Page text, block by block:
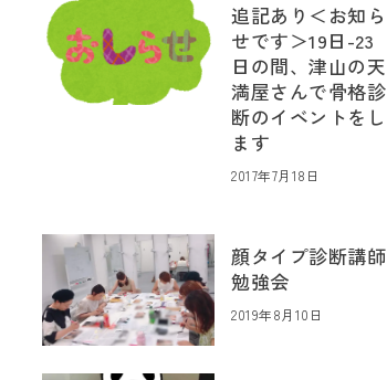
追記あり＜お知ら
せです＞19日-23
日の間、津山の天
満屋さんで骨格診
断のイベントをし
ます
2017年7月18日
顔タイプ診断講師
勉強会
2019年8月10日